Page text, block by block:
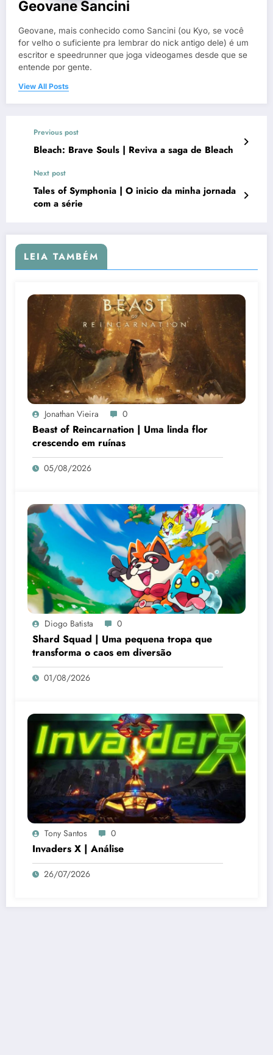
Geovane Sancini
Geovane, mais conhecido como Sancini (ou Kyo, se você
for velho o suficiente pra lembrar do nick antigo dele) é um
escritor e speedrunner que joga videogames desde que se
entende por gente.
View All Posts
Previous post
Bleach: Brave Souls | Reviva a saga de Bleach
Next post
Tales of Symphonia | O inicio da minha jornada
com a série
LEIA TAMBÉM
Jonathan Vieira 0
Beast of Reincarnation | Uma linda flor
crescendo em ruínas
05/08/2026
Diogo Batista 0
Shard Squad | Uma pequena tropa que
transforma o caos em diversão
01/08/2026
Tony Santos 0
Invaders X | Análise
26/07/2026